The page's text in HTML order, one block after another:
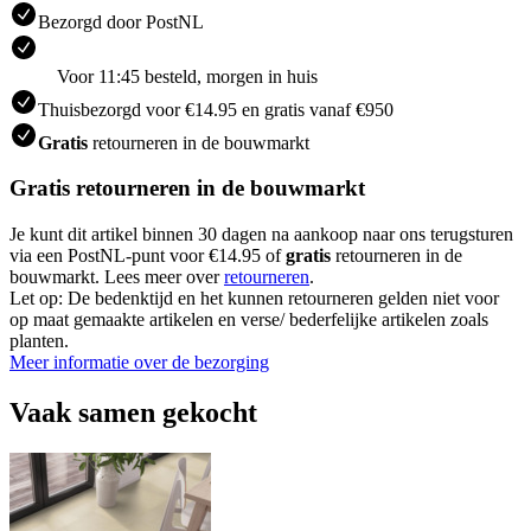
Bezorgd door PostNL
Voor 11:45 besteld, morgen in huis
Thuisbezorgd voor €14.95 en gratis vanaf €950
Gratis retourneren in de bouwmarkt
Gratis retourneren in de bouwmarkt
Je kunt dit artikel binnen 30 dagen na aankoop naar ons terugsturen
via een PostNL-punt voor €14.95 ofgratis retourneren in de
bouwmarkt. Lees meer overretourneren.
Let op: De bedenktijd en het kunnen retourneren gelden niet voor
op maat gemaakte artikelen en verse/ bederfelijke artikelen zoals
planten.
Meer informatie over de bezorging
Vaak samen gekocht